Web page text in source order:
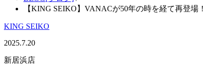
【KING SEIKO】VANACが50年の時を経て再登場！
KING SEIKO
2025.7.20
新居浜店